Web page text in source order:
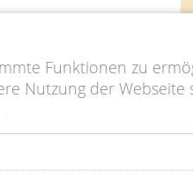
Funktionen zu
Nutzung der Webseite